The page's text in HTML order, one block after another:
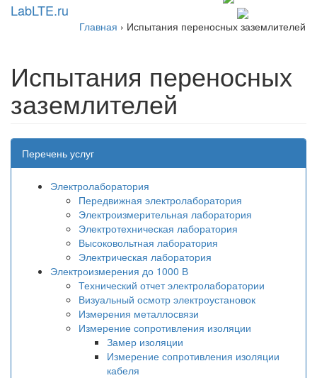
LabLTE.ru
Главная › Испытания переносных заземлителей
Испытания переносных
заземлителей
Перечень услуг
Электролаборатория
Передвижная электролаборатория
Электроизмерительная лаборатория
Электротехническая лаборатория
Высоковольтная лаборатория
Электрическая лаборатория
Электроизмерения до 1000 В
Технический отчет электролаборатории
Визуальный осмотр электроустановок
Измерения металлосвязи
Измерение сопротивления изоляции
Замер изоляции
Измерение сопротивления изоляции
кабеля